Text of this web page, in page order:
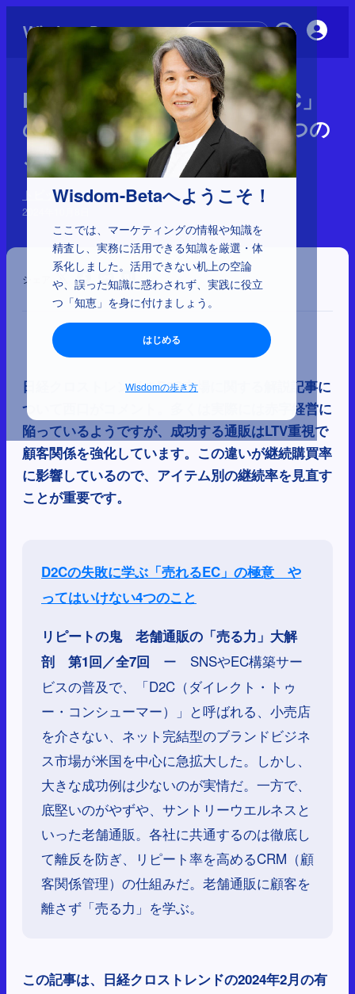
Wisdom-Betaへようこそ！
ここでは、マーケティングの情報や知識を
精査し、実務に活用できる知識を厳選・体
系化しました。活用できない机上の空論
や、誤った知識に惑わされず、実践に役立
つ「知恵」を身に付けましょう。
はじめる
Wisdomの歩き方
初めての方へ
D2Cの失敗に学ぶ「売れるEC」
の極意 やってはいけない4つの
こと（日経クロストレンド）
トピック
2024年10月8日
シェア
日経クロストレンドのD2C市場に関する解説記事に
ついて西口がコメント。多くは実際には赤字経営に
陥っているようですが、成功する通販はLTV重視で
顧客関係を強化しています。この違いが継続購買率
に影響しているので、アイテム別の継続率を見直す
ことが重要です。
D2Cの失敗に学ぶ「売れるEC」の極意 や
ってはいけない4つのこと
リピートの鬼 老舗通販の「売る力」大解
剖 第1回／全7回 ー SNSやEC構築サー
ビスの普及で、「D2C（ダイレクト・トゥ
ー・コンシューマー）」と呼ばれる、小売店
を介さない、ネット完結型のブランドビジネ
ス市場が米国を中心に急拡大した。しかし、
大きな成功例は少ないのが実情だ。一方で、
底堅いのがやずや、サントリーウエルネスと
いった老舗通販。各社に共通するのは徹底し
て離反を防ぎ、リピート率を高めるCRM（顧
客関係管理）の仕組みだ。老舗通販に顧客を
離さず「売る力」を学ぶ。
この記事は、日経クロストレンドの2024年2月の有